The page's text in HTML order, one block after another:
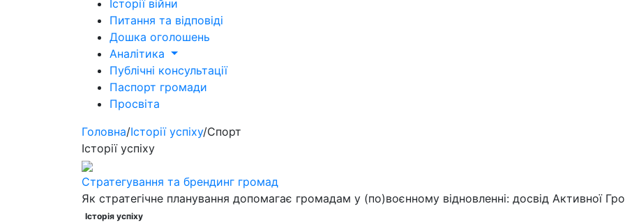
Історії війни
Питання та відповіді
Дошка оголошень
Аналітика
Публічні консультації
Паспорт громади
Просвіта
Головна/Історії успіху/Спорт
Історії успіху
Стратегування та брендинг громад
Як стратегічне планування допомагає громадам у (по)воєнному відновленні: досвід Активної
Історія успіху